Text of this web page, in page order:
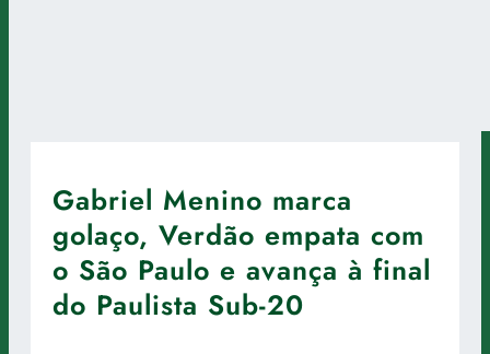
Gabriel Menino marca
golaço, Verdão empata com
o São Paulo e avança à final
do Paulista Sub-20